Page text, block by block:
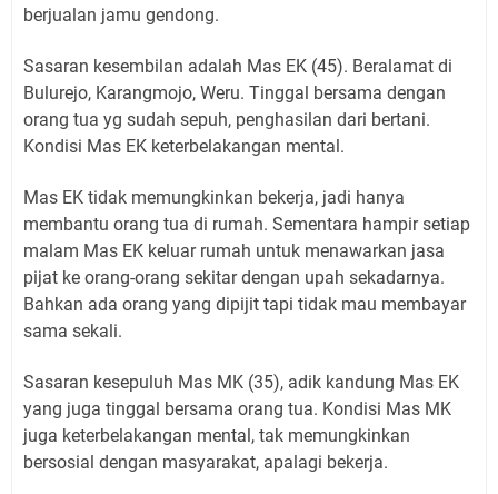
berjualan jamu gendong.
Sasaran kesembilan adalah Mas EK (45). Beralamat di
Bulurejo, Karangmojo, Weru. Tinggal bersama dengan
orang tua yg sudah sepuh, penghasilan dari bertani.
Kondisi Mas EK keterbelakangan mental.
Mas EK tidak memungkinkan bekerja, jadi hanya
membantu orang tua di rumah. Sementara hampir setiap
malam Mas EK keluar rumah untuk menawarkan jasa
pijat ke orang-orang sekitar dengan upah sekadarnya.
Bahkan ada orang yang dipijit tapi tidak mau membayar
sama sekali.
Sasaran kesepuluh Mas MK (35), adik kandung Mas EK
yang juga tinggal bersama orang tua. Kondisi Mas MK
juga keterbelakangan mental, tak memungkinkan
bersosial dengan masyarakat, apalagi bekerja.